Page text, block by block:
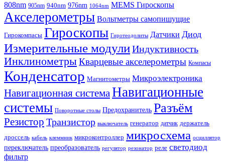
808nm 905nm 940nm 976nm 1064nm MEMS Гироскопы
Акселерометры Вольтметры самопишущие
Гирокомпасы Гироскопы Гиротеодолиты Датчики Диод
Измерительные модулиИндуктивность
ИнклинометрыКварцевые акселерометры Компасы
Конденсатор Магнитометры Микроэлектроника
Навигационная системаНавигационные
системы Поворотные столы Предохранитель Разъём
Резистор Транзистор выключатель генератор датчик держатель
дроссель кабель клеммник микроконтроллер микросхема осциллятор
переключатель преобразователь регулятор резонатор реле светодиод
фильтр